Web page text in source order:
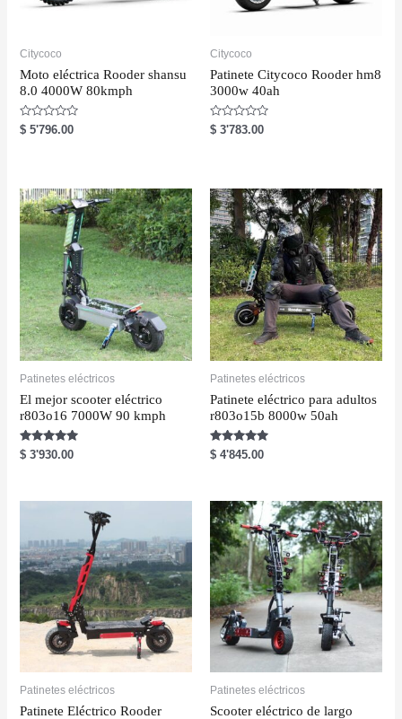
Citycoco
Moto eléctrica Rooder shansu
8.0 4000W 80kmph
R
a
o
u
t
o
f
$ 5'796.00
Citycoco
Patinete Citycoco Rooder hm8
3000w 40ah
R
a
o
u
t
o
f
5
$ 3'783.00
Patinetes eléctricos
El mejor scooter eléctrico
r803o16 7000W 90 kmph
Rated
5.00
$ 3'930.00
Patinetes eléctricos
Patinete eléctrico para adultos
r803o15b 8000w 50ah
Rated
5.00
$ 4'845.00
Patinetes eléctricos
Patinete Eléctrico Rooder
Patinetes eléctricos
Scooter eléctrico de largo